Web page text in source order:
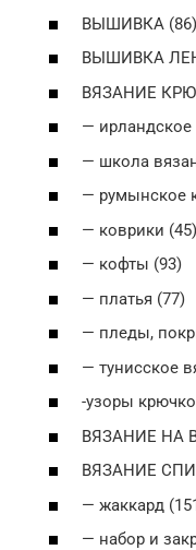
ВЫШИВКА (86)
ВЫШИВКА
ВЯЗАНИЕ
— ирландское
— школа
— румынское
— коврики (45)
— кофты (93)
— платья (77)
— пледы,
— тунисское
-узоры
ВЯЗАНИЕ НА
ВЯЗАНИЕ
— жаккард
— набор и